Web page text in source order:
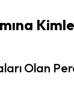
Olan